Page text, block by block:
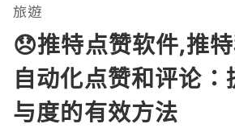
旅遊
😞推特点赞软件,推
自动化点赞和评论
与度的有效方法